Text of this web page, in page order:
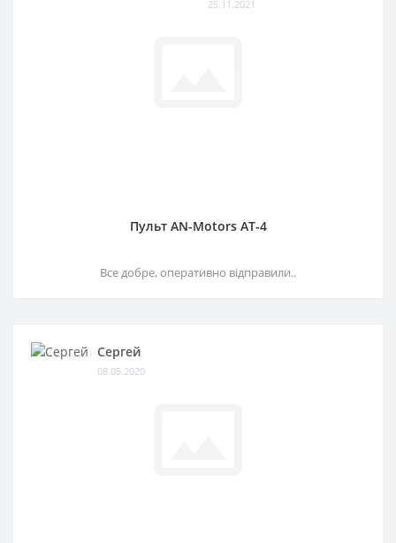
25.11.2021
Пульт AN-Motors AT-4
Все добре, оперативно відправили..
Сергей
08.05.2020